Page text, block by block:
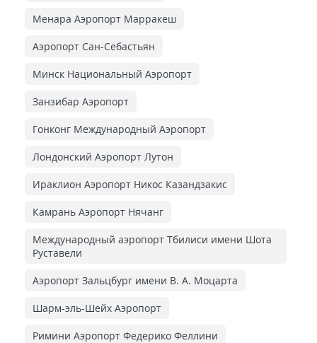
Менара Аэропорт Марракеш
Аэропорт Сан-Себастьян
Минск Национальный Аэропорт
Занзибар Аэропорт
Гонконг Международный Аэропорт
Лондонский Аэропорт Лутон
Ираклион Аэропорт Никос Казандзакис
Камрань Аэропорт Нячанг
Международный аэропорт Тбилиси имени Шота
Руставели
Аэропорт Зальцбург имени В. А. Моцарта
Шарм-эль-Шейх Аэропорт
Римини Аэропорт Федерико Феллини